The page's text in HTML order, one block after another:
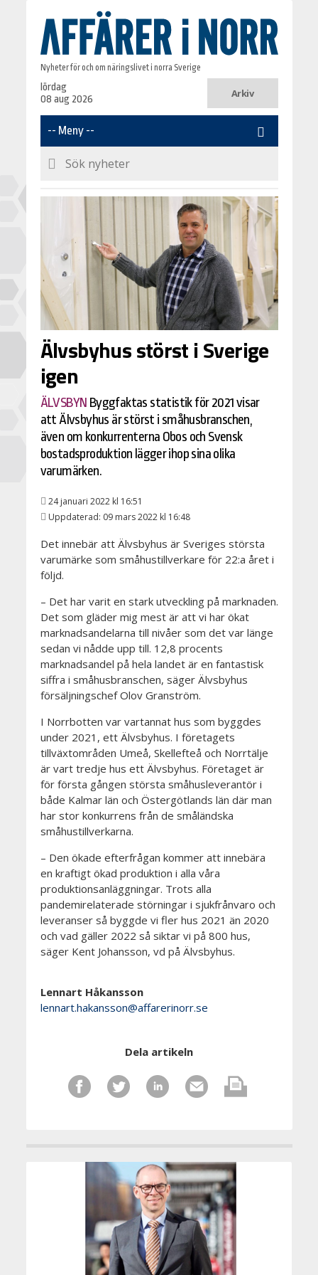
Nyheter för och om näringslivet i norra Sverige
lördag
08 aug 2026
Arkiv
Älvsbyhus störst i Sverige
igen
ÄLVSBYN Byggfaktas statistik för 2021 visar
att Älvsbyhus är störst i småhusbranschen,
även om konkurrenterna Obos och Svensk
bostadsproduktion lägger ihop sina olika
varumärken.
24 januari 2022 kl 16:51
Uppdaterad: 09 mars 2022 kl 16:48
Det innebär att Älvsbyhus är Sveriges största
varumärke som småhustillverkare för 22:a året i
följd.
– Det har varit en stark utveckling på marknaden.
Det som gläder mig mest är att vi har ökat
marknadsandelarna till nivåer som det var länge
sedan vi nådde upp till. 12,8 procents
marknadsandel på hela landet är en fantastisk
siffra i småhusbranschen, säger Älvsbyhus
försäljningschef Olov Granström.
I Norrbotten var vartannat hus som byggdes
under 2021, ett Älvsbyhus. I företagets
tillväxtområden Umeå, Skellefteå och Norrtälje
är vart tredje hus ett Älvsbyhus. Företaget är
för första gången största småhusleverantör i
både Kalmar län och Östergötlands län där man
har stor konkurrens från de småländska
småhustillverkarna.
– Den ökade efterfrågan kommer att innebära
en kraftigt ökad produktion i alla våra
produktionsanläggningar. Trots alla
pandemirelaterade störningar i sjukfrånvaro och
leveranser så byggde vi fler hus 2021 än 2020
och vad gäller 2022 så siktar vi på 800 hus,
säger Kent Johansson, vd på Älvsbyhus.
Lennart Håkansson
lennart.hakansson@affarerinorr.se
Dela artikeln